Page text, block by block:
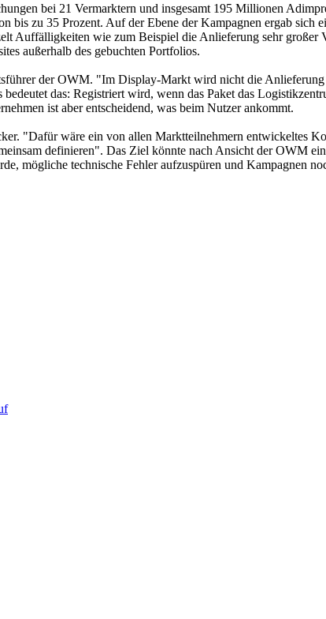
bei 21 Vermarktern und insgesamt 195 Millionen
zu 35 Prozent. Auf der Ebene der Kampagnen ergab sich
Auffälligkeiten wie zum Beispiel die Anlieferung sehr großer
außerhalb des gebuchten Portfolios.
der OWM. "Im Display-Markt wird nicht die Anlieferung
das: Registriert wird, wenn das Paket das
ist aber entscheidend, was beim Nutzer ankommt.
"Dafür wäre ein von allen Marktteilnehmern entwickeltes
definieren". Das Ziel könnte nach Ansicht der OWM
mögliche technische Fehler aufzuspüren und Kampagnen